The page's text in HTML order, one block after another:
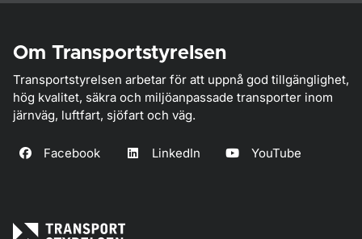
Om Transportstyrelsen
Transportstyrelsen arbetar för att uppnå god tillgänglighet,
hög kvalitet, säkra och miljöanpassade transporter inom
järnväg, luftfart, sjöfart och väg.
Facebook LinkedIn YouTube